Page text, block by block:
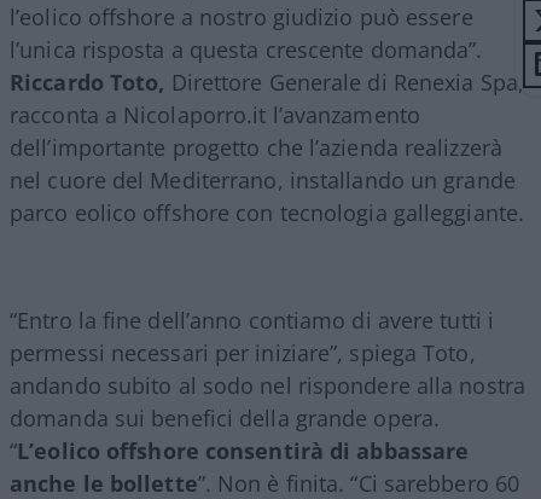
l’eolico offshore a nostro giudizio può essere
l’unica risposta a questa crescente domanda”.
Riccardo Toto, Direttore Generale di Renexia Spa,
racconta a Nicolaporro.it l’avanzamento
dell’importante progetto che l’azienda realizzerà
nel cuore del Mediterrano, installando un grande
parco eolico offshore con tecnologia galleggiante.
“Entro la fine dell’anno contiamo di avere tutti i
permessi necessari per iniziare”, spiega Toto,
andando subito al sodo nel rispondere alla nostra
domanda sui benefici della grande opera.
“L’eolico offshore consentirà di abbassare
anche le bollette”. Non è finita. “Ci sarebbero 60